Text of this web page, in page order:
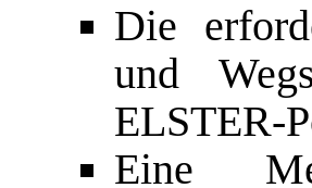
Die
und
ELSTER-
Eine